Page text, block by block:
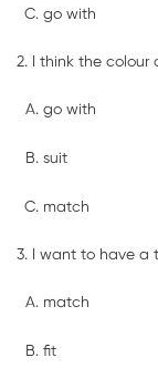
go with
2. I think the colour
go with
suit
match
3. I want to have a
match
fit